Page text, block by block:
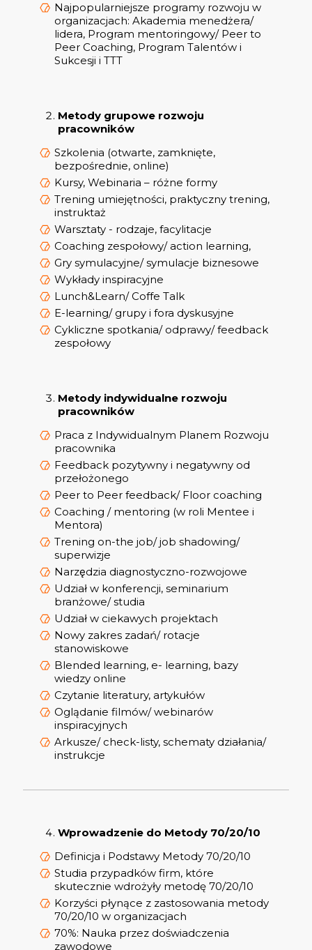
Najpopularniejsze programy rozwoju w
organizacjach: Akademia menedżera/
lidera, Program mentoringowy/ Peer to
Peer Coaching, Program Talentów i
Sukcesji i TTT
Metody grupowe rozwoju
pracowników
Szkolenia (otwarte, zamknięte,
bezpośrednie, online)
Kursy, Webinaria – różne formy
Trening umiejętności, praktyczny trening,
instruktaż
Warsztaty - rodzaje, facylitacje
Coaching zespołowy/ action learning,
Gry symulacyjne/ symulacje biznesowe
Wykłady inspiracyjne
Lunch&Learn/ Coffe Talk
E-learning/ grupy i fora dyskusyjne
Cykliczne spotkania/ odprawy/ feedback
zespołowy
Metody indywidualne rozwoju
pracowników
Praca z Indywidualnym Planem Rozwoju
pracownika
Feedback pozytywny i negatywny od
przełożonego
Peer to Peer feedback/ Floor coaching
Coaching / mentoring (w roli Mentee i
Mentora)
Trening on-the job/ job shadowing/
superwizje
Narzędzia diagnostyczno-rozwojowe
Udział w konferencji, seminarium
branżowe/ studia
Udział w ciekawych projektach
Nowy zakres zadań/ rotacje
stanowiskowe
Blended learning, e- learning, bazy
wiedzy online
Czytanie literatury, artykułów
Oglądanie filmów/ webinarów
inspiracyjnych
Arkusze/ check-listy, schematy działania/
instrukcje
Wprowadzenie do Metody 70/20/10
Definicja i Podstawy Metody 70/20/10
Studia przypadków firm, które
skutecznie wdrożyły metodę 70/20/10
Korzyści płynące z zastosowania metody
70/20/10 w organizacjach
70%: Nauka przez doświadczenia
zawodowe